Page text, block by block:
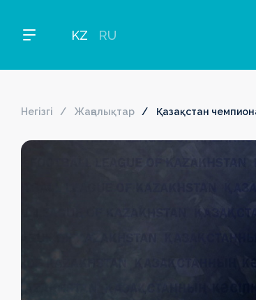
KZ RU
Негізгі Жаңалықтар Қазақстан